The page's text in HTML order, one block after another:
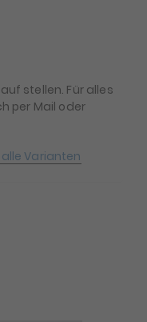
stellen. Für alles
per Mail oder
alle Varianten